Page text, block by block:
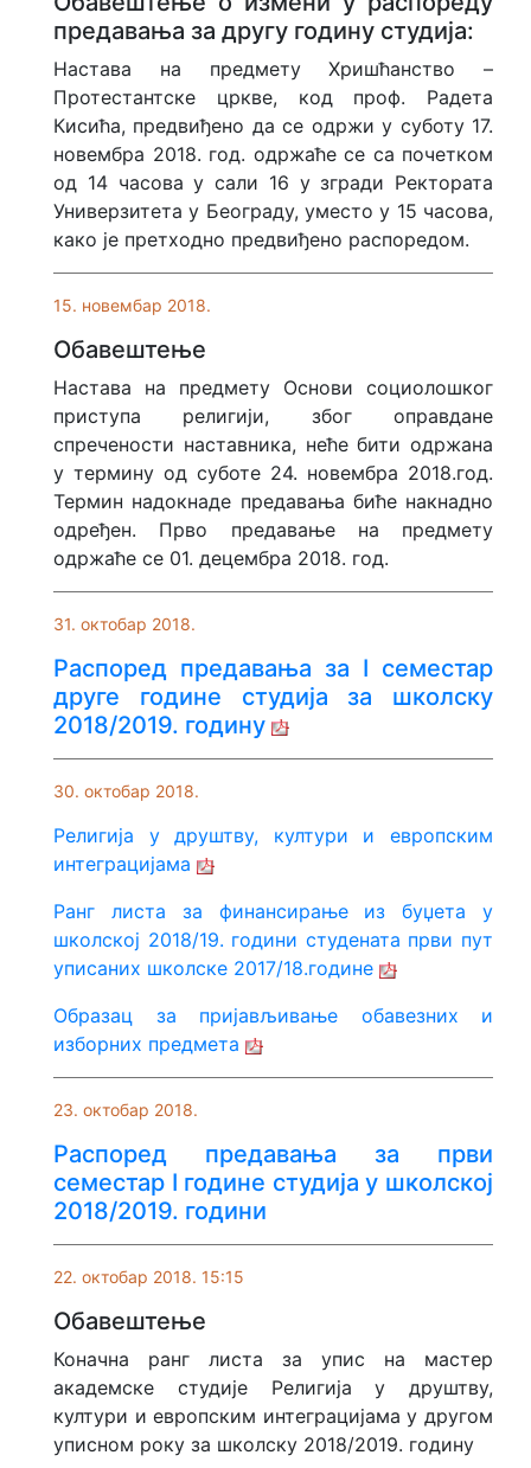
предавања за другу годину студија:
Настава на предмету Хришћанство –
Протестантске цркве, код проф. Радета
Кисића, предвиђено да се одржи у суботу 17.
новембра 2018. год. одржаће се са почетком
од 14 часова у сали 16 у згради Ректората
Универзитета у Београду, уместо у 15 часова,
како је претходно предвиђено распоредом.
15. новембар 2018.
Обавештење
Настава на предмету Основи социолошког
приступа религији, због оправдане
спречености наставника, неће бити одржана
у термину од суботе 24. новембра 2018.год.
Термин надокнаде предавања биће накнадно
одређен. Прво предавање на предмету
одржаће се 01. децембра 2018. год.
31. октобар 2018.
Распоред предавања за I семестар
друге године студија за школску
2018/2019. годину
30. октобар 2018.
Религија у друштву, култури и европским
интеграцијама
Ранг листа за финансирање из буџета у
школској 2018/19. години студената први пут
уписаних школске 2017/18.године
Oбразац за пријављивање обавезних и
изборних предмета
23. октобар 2018.
Распоред предавања за први
семестар I године студија у школској
2018/2019. години
22. октобар 2018. 15:15
Обавештење
Коначнa ранг листa за упис на мастер
aкадемске студије Религија у друштву,
култури и европским интеграцијама у другом
уписном року за школску 2018/2019. годину